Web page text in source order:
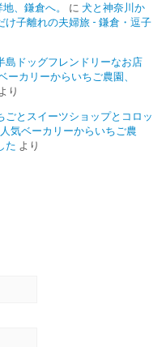
、鎌倉へ。
に 犬と神奈川か
け子離れの夫婦旅 - 鎌倉・逗子
島ドッグフレンドリーなお店
カリーからいちご農園、
り
とスイーツショップとコロッ
気ベーカリーからいちご農
た より